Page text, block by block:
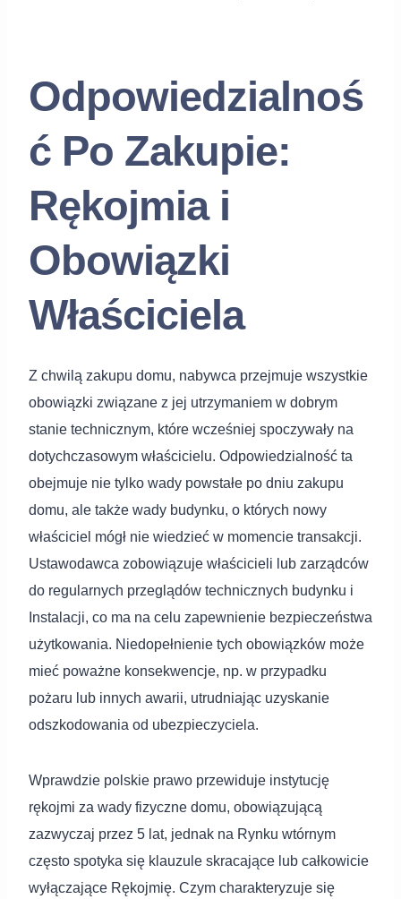
Odpowiedzialnoś
ć Po Zakupie:
Rękojmia i
Obowiązki
Właściciela
Z chwilą zakupu domu, nabywca przejmuje wszystkie
obowiązki związane z jej utrzymaniem w dobrym
stanie technicznym, które wcześniej spoczywały na
dotychczasowym właścicielu. Odpowiedzialność ta
obejmuje nie tylko wady powstałe po dniu zakupu
domu, ale także wady budynku, o których nowy
właściciel mógł nie wiedzieć w momencie transakcji.
Ustawodawca zobowiązuje właścicieli lub zarządców
do regularnych przeglądów technicznych budynku i
Instalacji, co ma na celu zapewnienie bezpieczeństwa
użytkowania. Niedopełnienie tych obowiązków może
mieć poważne konsekwencje, np. w przypadku
pożaru lub innych awarii, utrudniając uzyskanie
odszkodowania od ubezpieczyciela.
Wprawdzie polskie prawo przewiduje instytucję
rękojmi za wady fizyczne domu, obowiązującą
zazwyczaj przez 5 lat, jednak na Rynku wtórnym
często spotyka się klauzule skracające lub całkowicie
wyłączające Rękojmię. Czym charakteryzuje się